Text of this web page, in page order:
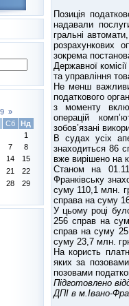
»
Сб
Нд
1
7
8
14
15
21
22
28
29
Позиція
надавали
гральні
розрахункових
зокрема
Державної
та управління
Не менш
податкового
з моменту
операцій
зобов’язані
В судах усіх
знаходиться 86
вже вирішено на
Станом на
Франківську
суму 110,1 млн.
справа на суму
У цьому році
256 справ на
справ на суму
суму 23,7 млн.
На користь
яких за
позовами
Підготовлено
ДПІ в м.Івано-